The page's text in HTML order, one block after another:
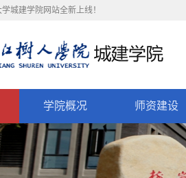
城建学院网站全新上线！
学院概况 师资建设